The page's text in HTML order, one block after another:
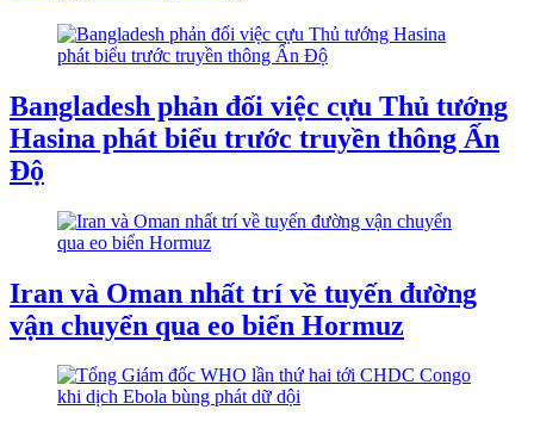
Bangladesh phản đối việc cựu Thủ tướng
Hasina phát biểu trước truyền thông Ấn
Độ
Iran và Oman nhất trí về tuyến đường
vận chuyển qua eo biển Hormuz